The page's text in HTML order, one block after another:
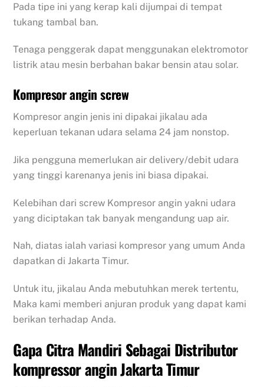
Pada tipe ini yang kerap kali dijumpai di tempat
tukang tambal ban.
Tenaga penggerak dapat menggunakan elektromotor
listrik atau mesin berbahan bakar bensin atau solar.
Kompresor angin screw
Kompresor angin jenis ini dipakai jikalau ada
keperluan tekanan udara selama 24 jam nonstop.
Jika pengguna memerlukan air delivery/debit udara
yang tinggi karenanya jenis ini biasa dipakai.
Kelebihan dari screw Kompresor angin yakni udara
yang diciptakan tak banyak mengandung uap air.
Nah, diatas ialah variasi kompresor yang umum Anda
dapatkan di Jakarta Timur.
Untuk itu, jikalau Anda mebutuhkan merek tertentu,
Maka kami memberi anjuran produk yang dapat kami
berikan terhadap Anda.
Gapa Citra Mandiri Sebagai Distributor
kompressor angin Jakarta Timur